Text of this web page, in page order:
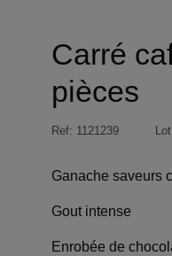
Carré
pièces
Ref: 1121239
Ganache saveurs
Gout intense
Enrobée de